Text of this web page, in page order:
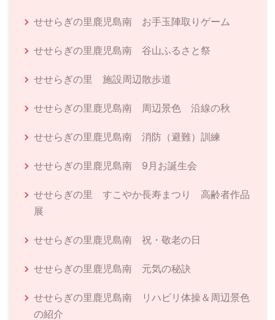
せせらぎの里鹿児島南 お手玉陣取りゲーム
せせらぎの里鹿児島南 谷山ふるさと祭
せせらぎの里 施設周辺散歩道
せせらぎの里鹿児島南 周辺景色 沿線の秋
せせらぎの里鹿児島南 消防（避難）訓練
せせらぎの里鹿児島南 9月お誕生会
せせらぎの里 すこやか長寿まつり 高齢者作品
展
せせらぎの里鹿児島南 祝・敬老の日
せせらぎの里鹿児島南 元気の秘訣
せせらぎの里鹿児島南 リハビリ体操＆周辺景色
の紹介